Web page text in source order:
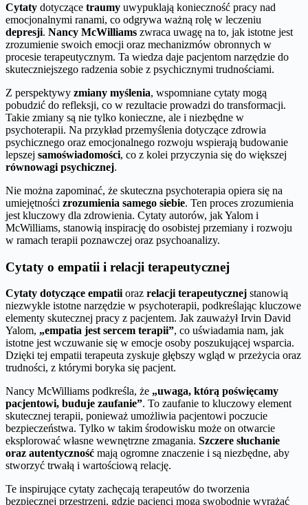
Cytaty dotyczące traumy uwypuklają konieczność pracy nad
emocjonalnymi ranami, co odgrywa ważną rolę w leczeniu
depresji. Nancy McWilliams zwraca uwagę na to, jak istotne jest
zrozumienie swoich emocji oraz mechanizmów obronnych w
procesie terapeutycznym. Ta wiedza daje pacjentom narzędzie do
skuteczniejszego radzenia sobie z psychicznymi trudnościami.
Z perspektywy zmiany myślenia, wspomniane cytaty mogą
pobudzić do refleksji, co w rezultacie prowadzi do transformacji.
Takie zmiany są nie tylko konieczne, ale i niezbędne w
psychoterapii. Na przykład przemyślenia dotyczące zdrowia
psychicznego oraz emocjonalnego rozwoju wspierają budowanie
lepszej samoświadomości, co z kolei przyczynia się do większej
równowagi psychicznej.
Nie można zapominać, że skuteczna psychoterapia opiera się na
umiejętności zrozumienia samego siebie. Ten proces zrozumienia
jest kluczowy dla zdrowienia. Cytaty autorów, jak Yalom i
McWilliams, stanowią inspirację do osobistej przemiany i rozwoju
w ramach terapii poznawczej oraz psychoanalizy.
Cytaty o empatii i relacji terapeutycznej
Cytaty dotyczące empatii oraz relacji terapeutycznej stanowią
niezwykle istotne narzędzie w psychoterapii, podkreślając kluczowe
elementy skutecznej pracy z pacjentem. Jak zauważył Irvin David
Yalom, „empatia jest sercem terapii”, co uświadamia nam, jak
istotne jest wczuwanie się w emocje osoby poszukującej wsparcia.
Dzięki tej empatii terapeuta zyskuje głębszy wgląd w przeżycia oraz
trudności, z którymi boryka się pacjent.
Nancy McWilliams podkreśla, że „uwaga, którą poświęcamy
pacjentowi, buduje zaufanie”. To zaufanie to kluczowy element
skutecznej terapii, ponieważ umożliwia pacjentowi poczucie
bezpieczeństwa. Tylko w takim środowisku może on otwarcie
eksplorować własne wewnętrzne zmagania. Szczere słuchanie
oraz autentyczność mają ogromne znaczenie i są niezbędne, aby
stworzyć trwałą i wartościową relację.
Te inspirujące cytaty zachęcają terapeutów do tworzenia
bezpiecznej przestrzeni, gdzie pacjenci mogą swobodnie wyrażać